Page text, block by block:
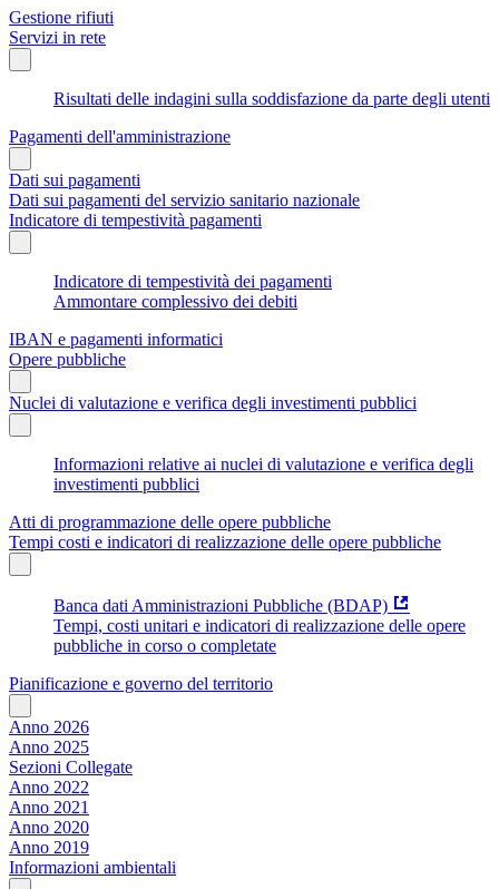
Gestione rifiuti
Servizi in rete
Risultati delle indagini sulla soddisfazione da parte degli utenti
Pagamenti dell'amministrazione
Dati sui pagamenti
Dati sui pagamenti del servizio sanitario nazionale
Indicatore di tempestività pagamenti
Indicatore di tempestività dei pagamenti
Ammontare complessivo dei debiti
IBAN e pagamenti informatici
Opere pubbliche
Nuclei di valutazione e verifica degli investimenti pubblici
Informazioni relative ai nuclei di valutazione e verifica degli
investimenti pubblici
Atti di programmazione delle opere pubbliche
Tempi costi e indicatori di realizzazione delle opere pubbliche
Banca dati Amministrazioni Pubbliche (BDAP)
Tempi, costi unitari e indicatori di realizzazione delle opere
pubbliche in corso o completate
Pianificazione e governo del territorio
Anno 2026
Anno 2025
Sezioni Collegate
Anno 2022
Anno 2021
Anno 2020
Anno 2019
Informazioni ambientali